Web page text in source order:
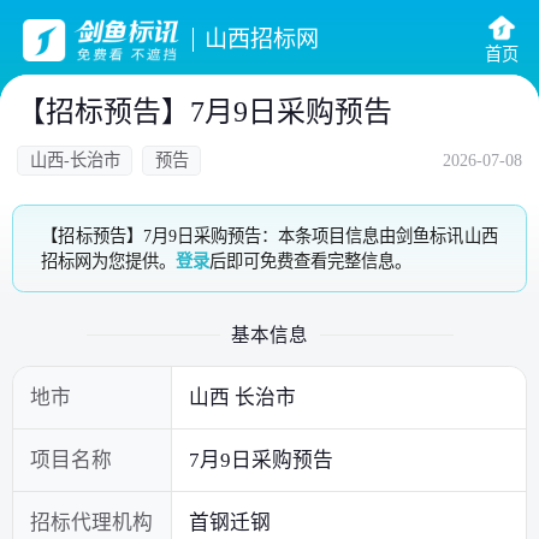
山西招标网
首页
【招标预告】7月9日采购预告
山西-长治市 预告 2026-07-08
【招标预告】7月9日采购预告：本条项目信息由剑鱼标讯山西
招标网为您提供。登录后即可免费查看完整信息。
基本信息
地市 山西 长治市
项目名称 7月9日采购预告
招标代理机构 首钢迁钢